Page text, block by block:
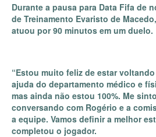
Durante a pausa para Data Fifa de
de Treinamento Evaristo de
atuou por 90 minutos em um duelo.
“Estou muito feliz de estar
ajuda do departamento médico e
mas ainda não estou 100%. Me
conversando com Rogério e a
a equipe. Vamos definir a melhor
completou o jogador.